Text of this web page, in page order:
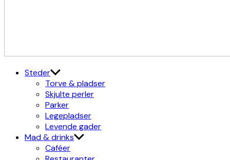
Steder
Torve & pladser
Skjulte perler
Parker
Legepladser
Levende gader
Mad & drinks
Caféer